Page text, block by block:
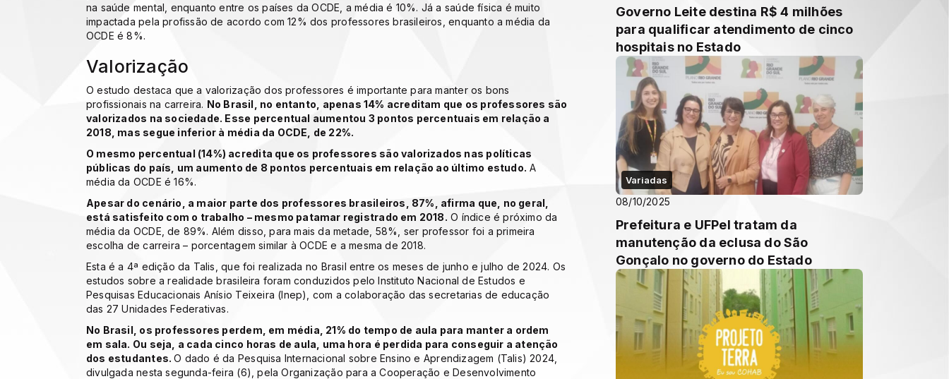
na saúde mental, enquanto entre os países da OCDE, a média é 10%. Já a saúde física é muito
impactada pela profissão de acordo com 12% dos professores brasileiros, enquanto a média da
OCDE é 8%.
Valorização
O estudo destaca que a valorização dos professores é importante para manter os bons
profissionais na carreira. No Brasil, no entanto, apenas 14% acreditam que os professores são
valorizados na sociedade. Esse percentual aumentou 3 pontos percentuais em relação a
2018, mas segue inferior à média da OCDE, de 22%.
O mesmo percentual (14%) acredita que os professores são valorizados nas políticas
públicas do país, um aumento de 8 pontos percentuais em relação ao último estudo. A
média da OCDE é 16%.
Apesar do cenário, a maior parte dos professores brasileiros, 87%, afirma que, no geral,
está satisfeito com o trabalho – mesmo patamar registrado em 2018. O índice é próximo da
média da OCDE, de 89%. Além disso, para mais da metade, 58%, ser professor foi a primeira
escolha de carreira – porcentagem similar à OCDE e a mesma de 2018.
Esta é a 4ª edição da Talis, que foi realizada no Brasil entre os meses de junho e julho de 2024. Os
estudos sobre a realidade brasileira foram conduzidos pelo Instituto Nacional de Estudos e
Pesquisas Educacionais Anísio Teixeira (Inep), com a colaboração das secretarias de educação
das 27 Unidades Federativas.
No Brasil, os professores perdem, em média, 21% do tempo de aula para manter a ordem
em sala. Ou seja, a cada cinco horas de aula, uma hora é perdida para conseguir a atenção
dos estudantes.O dado é da Pesquisa Internacional sobre Ensino e Aprendizagem (Talis) 2024,
divulgada nesta segunda-feira (6), pela Organização para a Cooperação e Desenvolvimento
Governo Leite destina R$ 4 milhões
para qualificar atendimento de cinco
hospitais no Estado
Variadas
08/10/2025
Prefeitura e UFPel tratam da
manutenção da eclusa do São
Gonçalo no governo do Estado